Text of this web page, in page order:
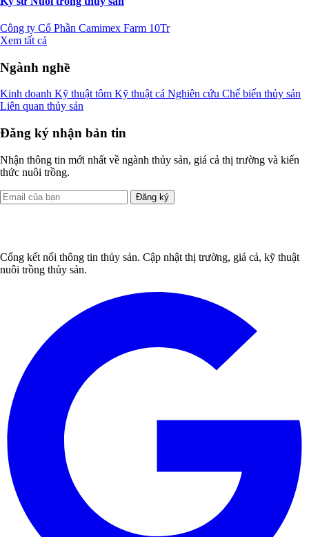
Công ty Cổ Phần Camimex Farm 10Tr
Xem tất cả
Ngành nghề
Kinh doanh Kỹ thuật tôm Kỹ thuật cá Nghiên cứu Chế biến thủy sản
Liên quan thủy sản
Đăng ký nhận bản tin
Nhận thông tin mới nhất về ngành thủy sản, giá cả thị trường và kiến
thức nuôi trồng.
Đăng ký
Cổng kết nối thông tin thủy sản. Cập nhật thị trường, giá cả, kỹ thuật
nuôi trồng thủy sản.